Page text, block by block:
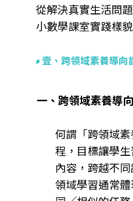
從解決真實生活問
小數學課室實踐樣
壹、跨領域素養導向
一、跨領域素養導
何謂「跨領域
程，目標讓學
內容，跨越不
領域學習通常